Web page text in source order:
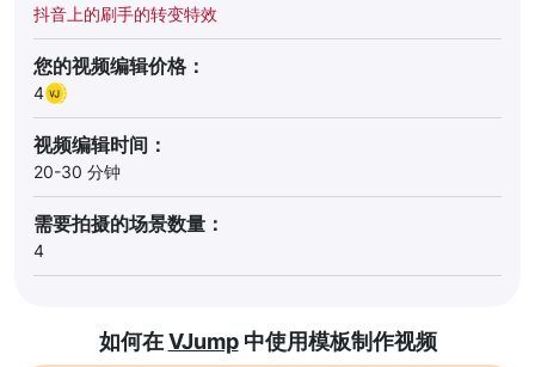
抖音上的刷手的转变特效
您的视频编辑价格：
4
视频编辑时间：
20-30 分钟
需要拍摄的场景数量：
4
如何在VJump中使用模板制作视频